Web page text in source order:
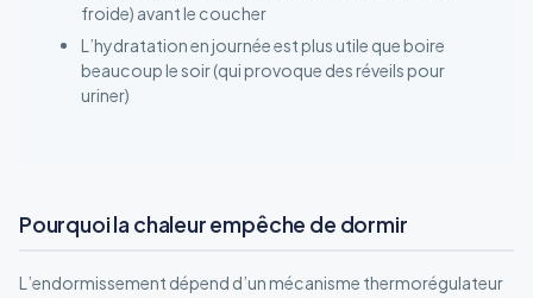
froide) avant le coucher
L’hydratation en journée est plus utile que boire
beaucoup le soir (qui provoque des réveils pour
uriner)
Pourquoi la chaleur empêche de dormir
L’endormissement dépend d’un mécanisme thermorégulateur